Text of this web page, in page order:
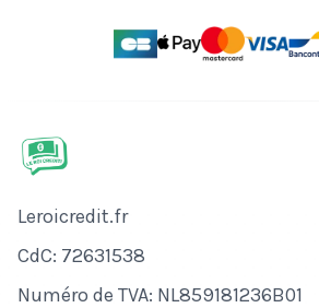
Nom de l'entreprise
Leroicredit.fr
Numéro de CdC
CdC: 72631538
Numéro de TVA
Numéro de TVA: NL859181236B01